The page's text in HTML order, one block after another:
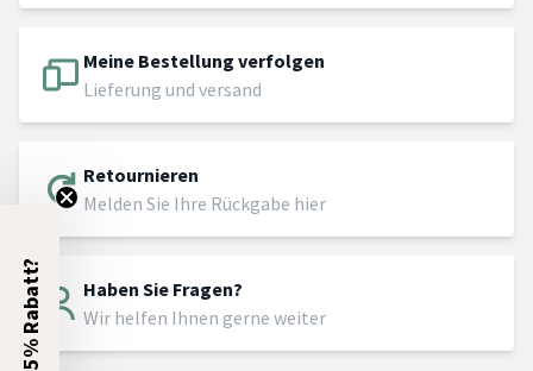
Meine Bestellung verfolgen
Lieferung und versand
Retournieren
Melden Sie Ihre Rückgabe hier
Haben Sie Fragen?
Wir helfen Ihnen gerne weiter
5% Rabatt?